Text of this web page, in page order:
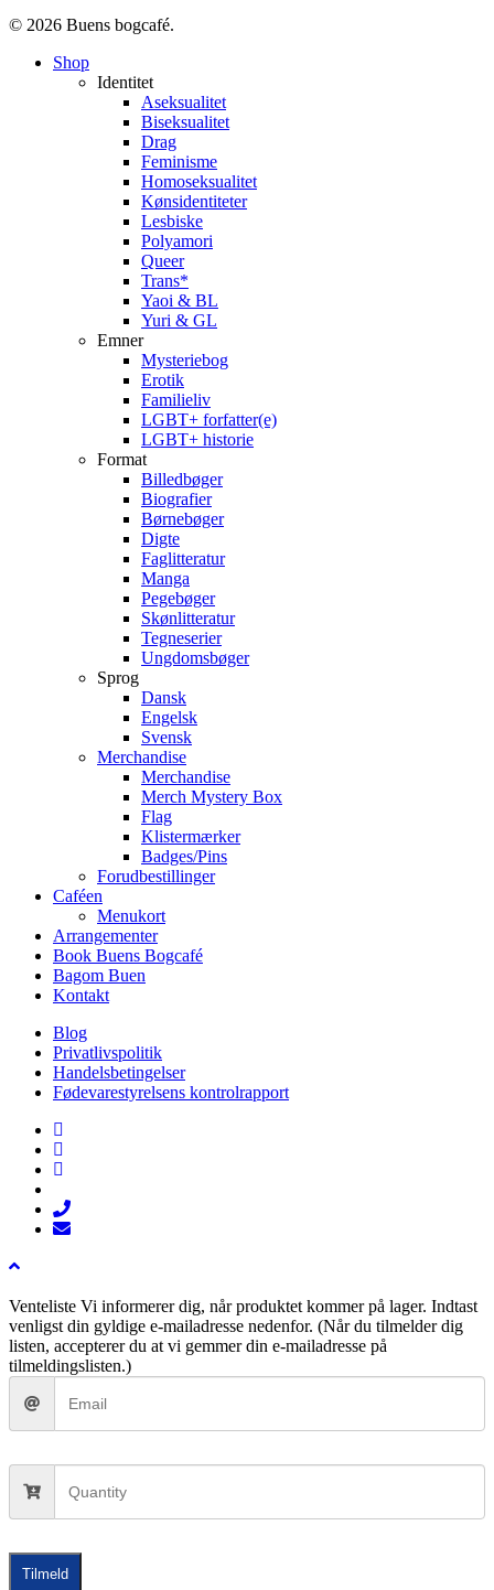
© 2026 Buens bogcafé.
Close
Shop
Identitet
Aseksualitet
Biseksualitet
Drag
Feminisme
Homoseksualitet
Kønsidentiteter
Lesbiske
Polyamori
Queer
Trans*
Yaoi & BL
Yuri & GL
Emner
Mysteriebog
Erotik
Familieliv
LGBT+ forfatter(e)
LGBT+ historie
Format
Billedbøger
Biografier
Børnebøger
Digte
Faglitteratur
Manga
Pegebøger
Skønlitteratur
Tegneserier
Ungdomsbøger
Sprog
Dansk
Engelsk
Svensk
Merchandise
Merchandise
Merch Mystery Box
Flag
Klistermærker
Badges/Pins
Forudbestillinger
Caféen
Menukort
Arrangementer
Book Buens Bogcafé
Bagom Buen
Kontakt
Blog
Privatlivspolitik
Handelsbetingelser
Fødevarestyrelsens kontrolrapport
facebook
linkedin
instagram
phone
email
Venteliste Vi informerer dig, når produktet kommer på lager. Indtast
venligst din gyldige e-mailadresse nedenfor. (Når du tilmelder dig
listen, accepterer du at vi gemmer din e-mailadresse på
tilmeldingslisten.)
Tilmeld